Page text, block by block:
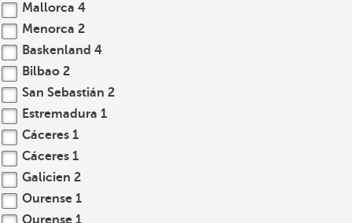
Mallorca 4
Menorca 2
Baskenland 4
Bilbao 2
San Sebastián 2
Estremadura 1
Cáceres 1
Cáceres 1
Galicien 2
Ourense 1
Ourense 1